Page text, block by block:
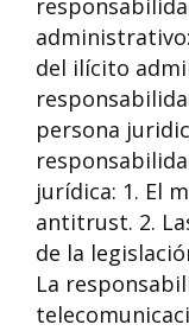
del ilícito
persona
jurídica: 1. El
antitrust. 2.
de la
La